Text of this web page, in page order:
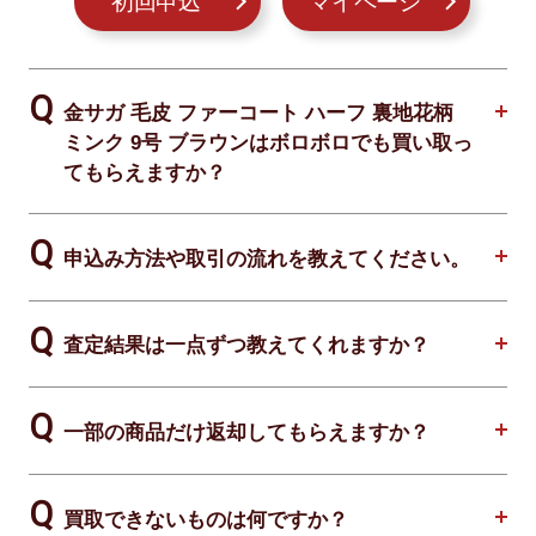
金サガ 毛皮 ファーコート ハーフ 裏地花柄
ミンク 9号 ブラウンはボロボロでも買い取っ
てもらえますか？
申込み方法や取引の流れを教えてください。
査定結果は一点ずつ教えてくれますか？
一部の商品だけ返却してもらえますか？
買取できないものは何ですか？